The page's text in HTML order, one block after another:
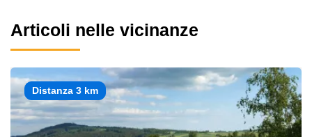
Articoli nelle vicinanze
Distanza 3 km